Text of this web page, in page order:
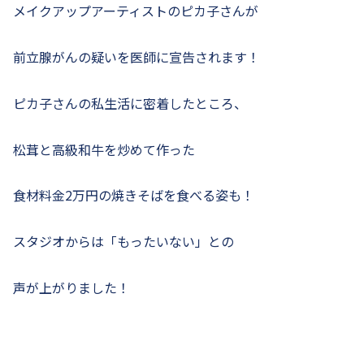
メイクアップアーティストのピカ子さんが
前立腺がんの疑いを医師に宣告されます！
ピカ子さんの私生活に密着したところ、
松茸と高級和牛を炒めて作った
食材料金2万円の焼きそばを食べる姿も！
スタジオからは「もったいない」との
声が上がりました！